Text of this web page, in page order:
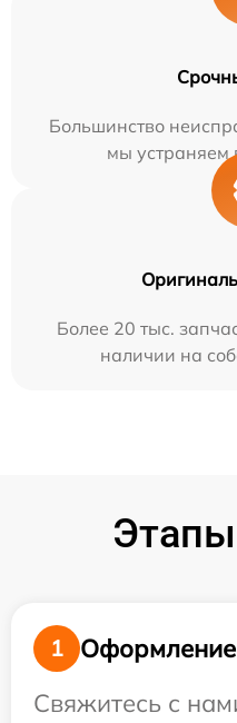
Большинство
мы устраняем
Более 20 тыс.
наличии на
1
Оформление
Свяжитесь с